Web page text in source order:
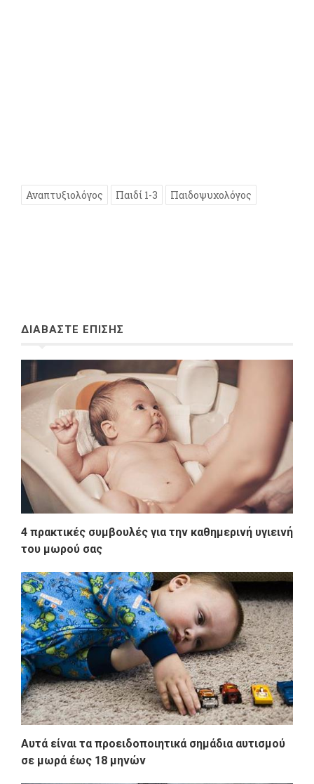
Αναπτυξιολόγος Παιδί 1-3 Παιδοψυχολόγος
ΔΙΑΒΑΣΤΕ ΕΠΙΣΗΣ
4 πρακτικές συμβουλές για την καθημερινή υγιεινή
του μωρού σας
Αυτά είναι τα προειδοποιητικά σημάδια αυτισμού
σε μωρά έως 18 μηνών